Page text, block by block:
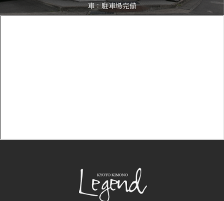
車：駐車場完備